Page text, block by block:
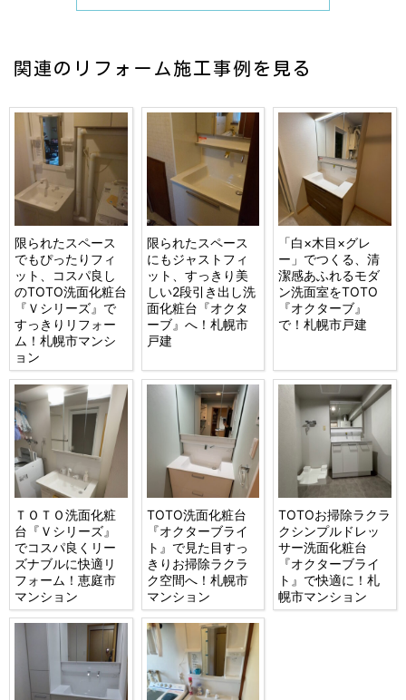
関連のリフォーム施工事例を見る
限られたスペース
でもぴったりフィ
ット、コスパ良し
のTOTO洗面化粧台
『Ｖシリーズ』で
すっきりリフォー
ム！札幌市マンシ
ョン
限られたスペース
にもジャストフィ
ット、すっきり美
しい2段引き出し洗
面化粧台『オクタ
ーブ』へ！札幌市
戸建
「白×木目×グレ
ー」でつくる、清
潔感あふれるモダ
ン洗面室をTOTO
『オクターブ』
で！札幌市戸建
ＴＯＴＯ洗面化粧
台『Ｖシリーズ』
でコスパ良くリー
ズナブルに快適リ
フォーム！恵庭市
マンション
TOTO洗面化粧台
『オクターブライ
ト』で見た目すっ
きりお掃除ラクラ
ク空間へ！札幌市
マンション
TOTOお掃除ラクラ
クシンプルドレッ
サー洗面化粧台
『オクターブライ
ト』で快適に！札
幌市マンション